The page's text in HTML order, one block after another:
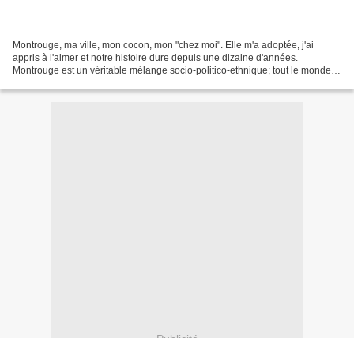
Montrouge, ma ville, mon cocon, mon "chez moi". Elle m'a adoptée, j'ai
appris à l'aimer et notre histoire dure depuis une dizaine d'années.
Montrouge est un véritable mélange socio-politico-ethnique; tout le monde